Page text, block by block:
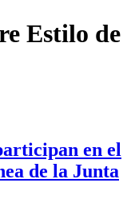
Estilo de
en el
de la Junta